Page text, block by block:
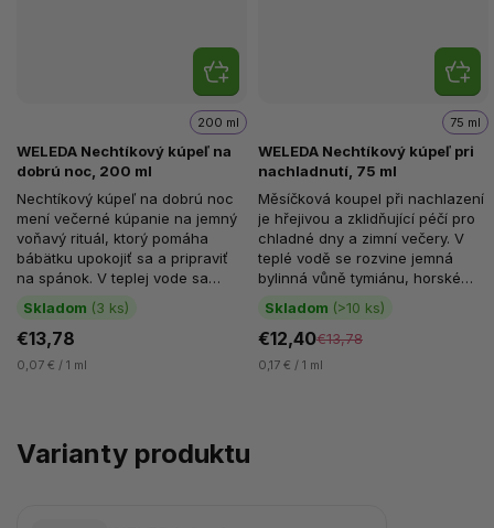
WELEDA Nechtíkový kúpeľ na
dobrú noc, 200 ml
Skladom (3 ks)
200 ml
€13,78
0,07 € / 1 ml
Nechtíkový kúpeľ na dobrú noc
mení večerné kúpanie na jemný
voňavý rituál, ktorý pomáha
bábätku upokojiť sa a pripraviť
na spánok. V teplej vode sa
uvoľňuje harmonická vôňa...
WELEDA Nechtíkový kúpeľ pri
nachladnutí, 75 ml
Skladom (>10 ks)
75 ml
€12,40€13,78
0,17 € / 1 ml
Měsíčková koupel při nachlazení
je hřejivou a zklidňující péčí pro
chladné dny a zimní večery. V
teplé vodě se rozvine jemná
bylinná vůně tymiánu, horské
borovice a bio měsíčku,...
Varianty produktu